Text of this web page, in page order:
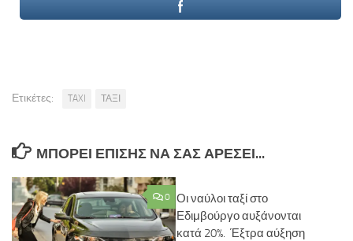
Ετικέτες: TAXI ΤΑΞΙ
ΜΠΟΡΕΊ ΕΠΊΣΗΣ ΝΑ ΣΑΣ ΑΡΈΣΕΙ...
0 Οι ναύλοι ταξί στο
Εδιμβούργο αυξάνονται
κατά 20%. Έξτρα αύξηση